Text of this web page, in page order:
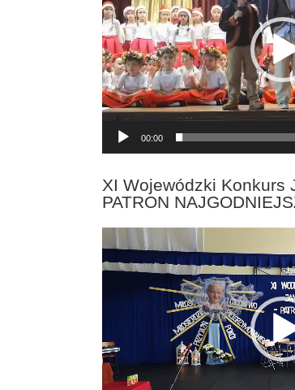
00:00
XI Wojewódzki Konkurs
PATRON
Odtwarzacz
video